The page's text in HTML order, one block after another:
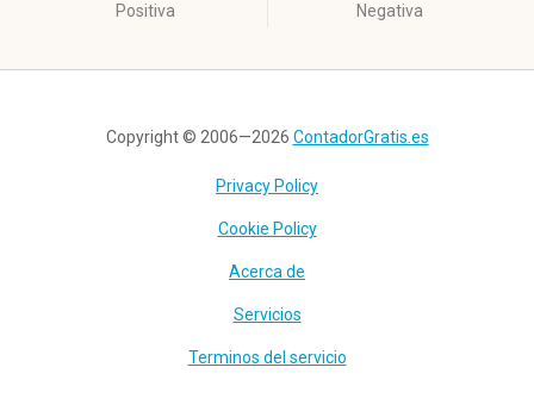
Positiva Negativa
Copyright © 2006—2026 ContadorGratis.es
Privacy Policy
Cookie Policy
Acerca de
Servicios
Terminos del servicio